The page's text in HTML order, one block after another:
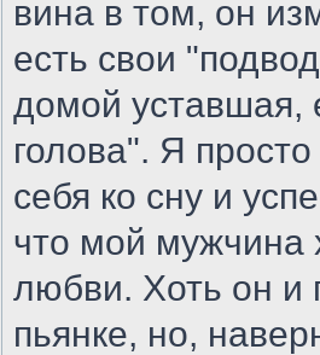
вина в том, он
есть свои
домой уставшая,
голова". Я
себя ко сну и
что мой мужчина
любви. Хоть он и
пьянке, но,